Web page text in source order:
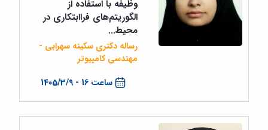
ساعت 16 - 1405/3/9
وظیفه با استفاده از
الگوریتم‌های فراابتکاری در
محیط...
رساله دکتری سکینه سهرابی -
مهندسی کامپیوتر